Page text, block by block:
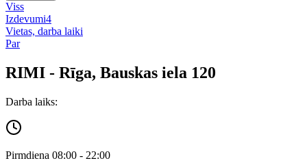
Viss
Izdevumi4
Vietas, darba laiki
Par
RIMI - Rīga, Bauskas iela 120
Darba laiks:
Pirmdiena 08:00 - 22:00